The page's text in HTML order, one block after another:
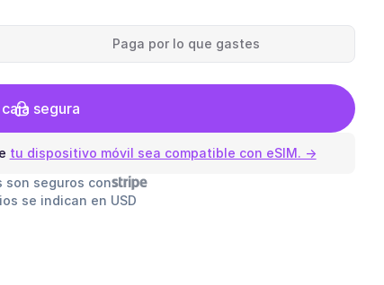
Paga por lo que gastes
segura
tu dispositivo móvil sea compatible con eSIM. →
son seguros con
se indican en USD